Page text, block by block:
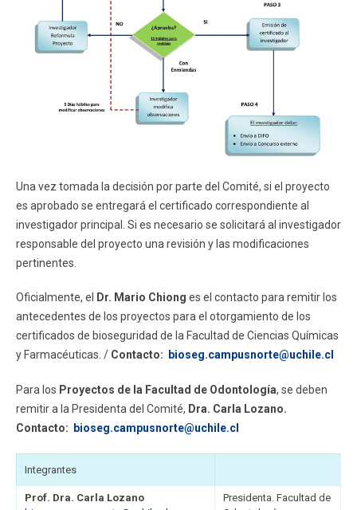
Una vez tomada la decisión por parte del Comité, si el proyecto
es aprobado se entregará el certificado correspondiente al
investigador principal. Si es necesario se solicitará al investigador
responsable del proyecto una revisión y las modificaciones
pertinentes.
Oficialmente, el Dr. Mario Chiong es el contacto para remitir los
antecedentes de los proyectos para el otorgamiento de los
certificados de bioseguridad de la Facultad de Ciencias Químicas
y Farmacéuticas. / Contacto: bioseg.campusnorte@uchile.cl
Para los Proyectos de la Facultad de Odontología, se deben
remitir a la Presidenta del Comité, Dra. Carla Lozano.
Contacto:
bioseg.campusnorte@uchile.cl
Integrantes
Prof. Dra. Carla Lozano
Presidenta. Facultad de